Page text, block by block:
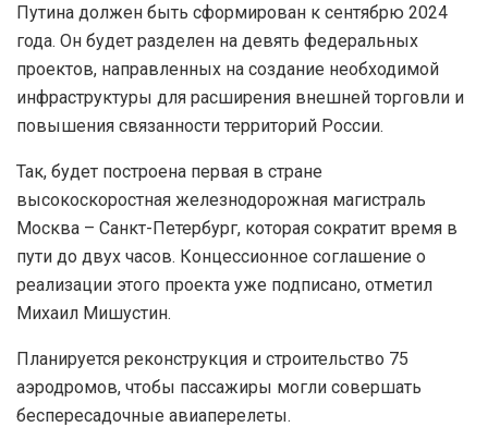
Путина должен быть сформирован к сентябрю 2024
года. Он будет разделен на девять федеральных
проектов, направленных на создание необходимой
инфраструктуры для расширения внешней торговли и
повышения связанности территорий России.
Так, будет построена первая в стране
высокоскоростная железнодорожная магистраль
Москва – Санкт-Петербург, которая сократит время в
пути до двух часов. Концессионное соглашение о
реализации этого проекта уже подписано, отметил
Михаил Мишустин.
Планируется реконструкция и строительство 75
аэродромов, чтобы пассажиры могли совершать
беспересадочные авиаперелеты.